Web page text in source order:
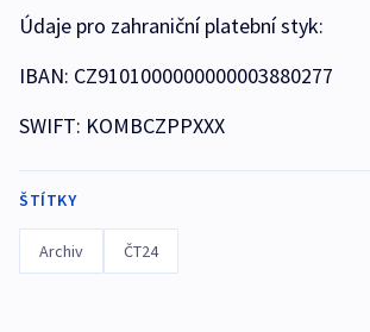
Údaje pro zahraniční platební styk:
IBAN: CZ9101000000000003880277
SWIFT: KOMBCZPPXXX
ŠTÍTKY
Archiv ČT24